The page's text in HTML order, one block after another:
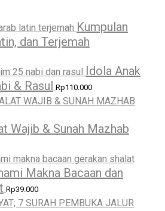
Kumpulan
dan Terjemah
Idola Anak
& Rasul Rp110.000
Wajib & Sunah Mazhab
Makna Bacaan dan
Rp39.000